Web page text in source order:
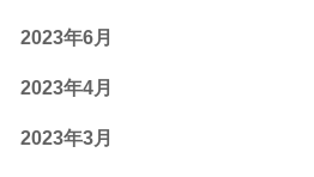
2023年6月
2023年4月
2023年3月